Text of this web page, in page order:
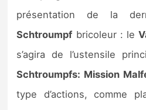
présentation de la
Schtroumpf bricoleur : le
s’agira de l’ustensile
Schtroumpfs: Mission
type d’actions, comme